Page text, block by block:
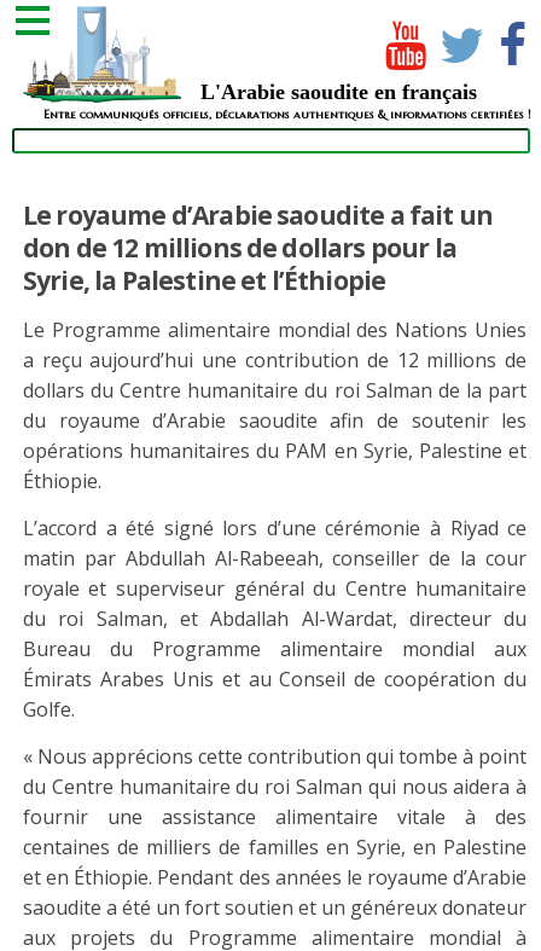
L'Arabie saoudite en français
Entre communiqués officiels, déclarations authentiques & informations certifiées !
Le royaume d’Arabie saoudite a fait un
don de 12 millions de dollars pour la
Syrie, la Palestine et l’Éthiopie
Le Programme alimentaire mondial des Nations Unies
a reçu aujourd’hui une contribution de 12 millions de
dollars du Centre humanitaire du roi Salman de la part
du royaume d’Arabie saoudite afin de soutenir les
opérations humanitaires du PAM en Syrie, Palestine et
Éthiopie.
L’accord a été signé lors d’une cérémonie à Riyad ce
matin par Abdullah Al-Rabeeah, conseiller de la cour
royale et superviseur général du Centre humanitaire
du roi Salman, et Abdallah Al-Wardat, directeur du
Bureau du Programme alimentaire mondial aux
Émirats Arabes Unis et au Conseil de coopération du
Golfe.
« Nous apprécions cette contribution qui tombe à point
du Centre humanitaire du roi Salman qui nous aidera à
fournir une assistance alimentaire vitale à des
centaines de milliers de familles en Syrie, en Palestine
et en Éthiopie. Pendant des années le royaume d’Arabie
saoudite a été un fort soutien et un généreux donateur
aux projets du Programme alimentaire mondial à